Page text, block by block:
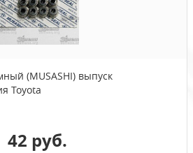
(MUSASHI) выпуск
Toyota
42 руб.